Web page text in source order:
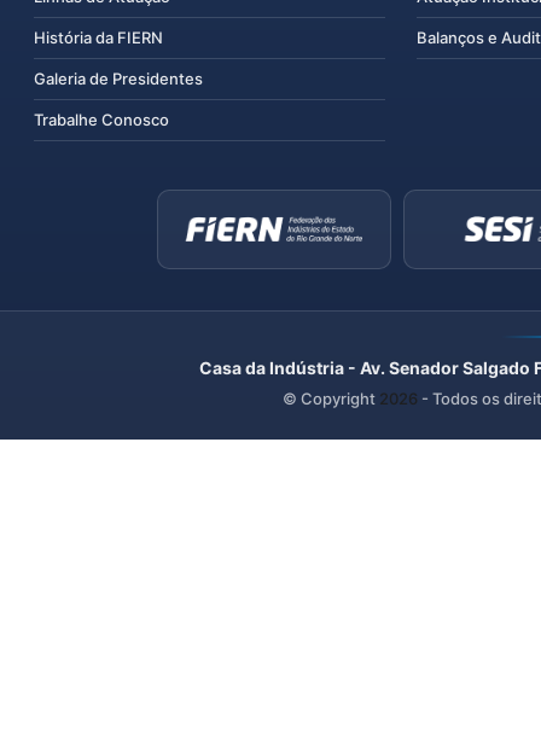
História da FIERN
Galeria de Presidentes
Trabalhe Conosco
Balanços e
Casa da Indústria - Av. Senador
© Copyright 2026 - Todos os